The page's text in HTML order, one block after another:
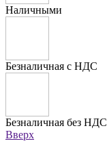
Наличными
Безналичная с НДС
Безналичная без НДС
Вверх